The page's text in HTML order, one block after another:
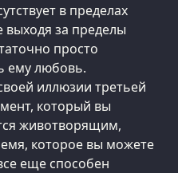
в пределах
выходя за пределы
просто
ему любовь.
иллюзии третьей
который вы
животворящим,
которое вы можете
еще способен